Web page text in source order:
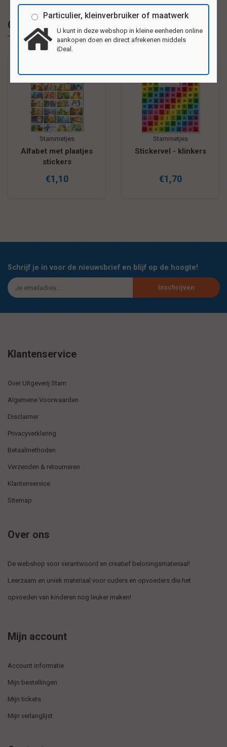
Gerelateerde producten
Stammetjes
Alfabet met plaatjes
stickers
€1,10
Stammetjes
Stickervel - klinkers
€1,70
Schrijf je in voor de nieuwsbrief en blijf op de hoogte!
Inschrijven
Klantenservice
Over Uitgeverij Stam
Algemene Voorwaarden
Disclaimer
Privacyverklaring
Betaalmethoden
Verzenden & retourneren
Klantenservice
Sitemap
Over ons
De webshop voor verantwoord en creatief beloningsmateriaal!
Leerzaam en uniek materiaal voor ouders en opvoeders die het
opvoeden van kinderen nog leuker maken!
Mijn account
Account informatie
Mijn bestellingen
Mijn tickets
Mijn verlanglijst
Particulier, kleinverbruiker of maatwerk
U kunt in deze webshop in kleine eenheden online
aankopen doen en direct afrekenen middels
iDeal.